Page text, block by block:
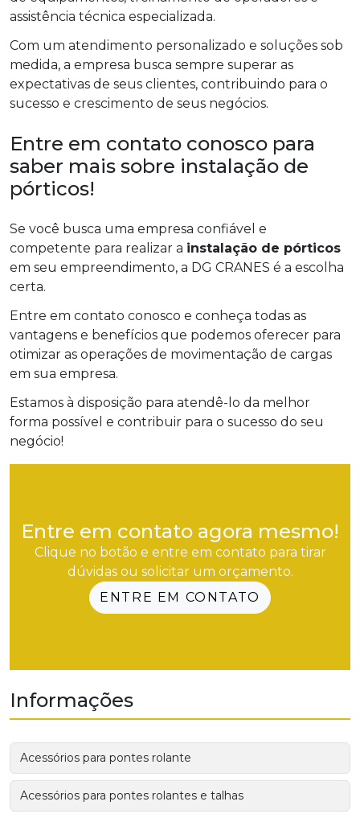
assistência técnica especializada.
Com um atendimento personalizado e soluções sob
medida, a empresa busca sempre superar as
expectativas de seus clientes, contribuindo para o
sucesso e crescimento de seus negócios.
Entre em contato conosco para
saber mais sobre instalação de
pórticos!
Se você busca uma empresa confiável e
competente para realizar a instalação de pórticos
em seu empreendimento, a DG CRANES é a escolha
certa.
Entre em contato conosco e conheça todas as
vantagens e benefícios que podemos oferecer para
otimizar as operações de movimentação de cargas
em sua empresa.
Estamos à disposição para atendê-lo da melhor
forma possível e contribuir para o sucesso do seu
negócio!
Entre em contato agora mesmo!
Clique no botão e entre em contato para tirar
dúvidas ou solicitar um orçamento.
ENTRE EM CONTATO
Informações
Acessórios para pontes rolante
Acessórios para pontes rolantes e talhas